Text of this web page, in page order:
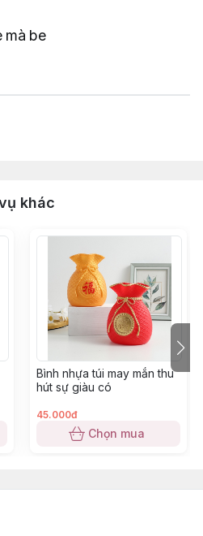
mà be
khác
Bình nhựa túi may mắn thu
hút sự giàu có
45.000đ
Chọn mua